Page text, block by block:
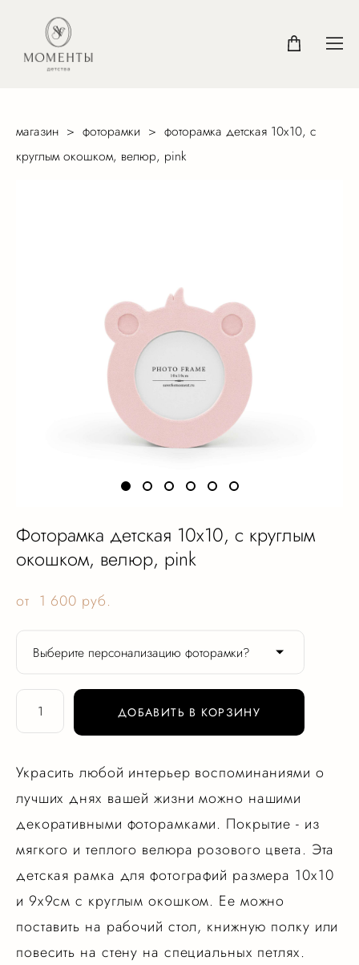
магазин > фоторамки > фоторамка детская 10х10, с
круглым окошком, велюр, pink
Фоторамка детская 10х10, с круглым
окошком, велюр, pink
от 1 600 pуб.
Выберите персонализацию фоторамки?
ДОБАВИТЬ В КОРЗИНУ
Украсить любой интерьер воспоминаниями о
лучших днях вашей жизни можно нашими
декоративными фоторамками. Покрытие - из
мягкого и теплого велюра розового цвета. Эта
детская рамка для фотографий размера 10х10
и 9х9см с круглым окошком. Ее можно
поставить на рабочий стол, книжную полку или
повесить на стену на специальных петлях.